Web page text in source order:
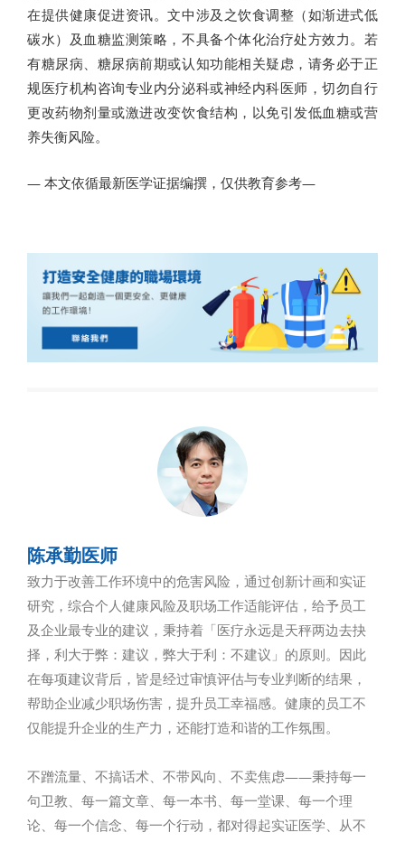
在提供健康促进资讯。文中涉及之饮食调整（如渐进式低
碳水）及血糖监测策略，不具备个体化治疗处方效力。若
有糖尿病、糖尿病前期或认知功能相关疑虑，请务必于正
规医疗机构咨询专业内分泌科或神经内科医师，切勿自行
更改药物剂量或激进改变饮食结构，以免引发低血糖或营
养失衡风险。
— 本文依循最新医学证据编撰，仅供教育参考—
陈承勤医师
致力于改善工作环境中的危害风险，通过创新计画和实证
研究，综合个人健康风险及职场工作适能评估，给予员工
及企业最专业的建议，秉持着「医疗永远是天秤两边去抉
择，利大于弊：建议，弊大于利：不建议」的原则。因此
在每项建议背后，皆是经过审慎评估与专业判断的结果，
帮助企业减少职场伤害，提升员工幸福感。健康的员工不
仅能提升企业的生产力，还能打造和谐的工作氛围。
不蹭流量、不搞话术、不带风向、不卖焦虑——秉持每一
句卫教、每一篇文章、每一本书、每一堂课、每一个理
论、每一个信念、每一个行动，都对得起实证医学、从不